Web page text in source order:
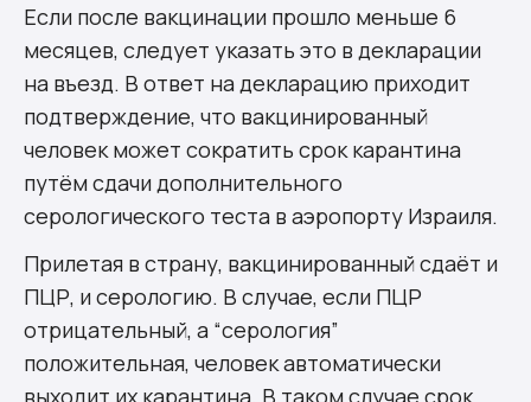
Если после вакцинации прошло меньше 6
месяцев, следует указать это в декларации
на въезд. В ответ на декларацию приходит
подтверждение, что вакцинированный
человек может сократить срок карантина
путём сдачи дополнительного
серологического теста в аэропорту Израиля.
Прилетая в страну, вакцинированный сдаёт и
ПЦР, и серологию. В случае, если ПЦР
отрицательный, а “серология”
положительная, человек автоматически
выходит их карантина. В таком случае срок